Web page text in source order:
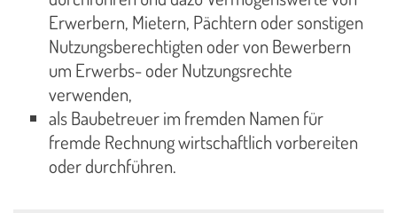
Erwerbern, Mietern, Pächtern oder sonstigen
Nutzungsberechtigten oder von Bewerbern
um Erwerbs- oder Nutzungsrechte
verwenden,
als Baubetreuer im fremden Namen für
fremde Rechnung wirtschaftlich vorbereiten
oder durchführen.